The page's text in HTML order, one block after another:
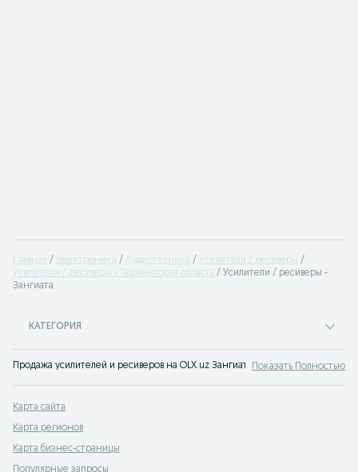
Главная Электроника Аудиотехника
Усилители / ресиверы
Усилители / ресиверы - Ташкентская область
Усилители / ресиверы -
Зангиата
КАТЕГОРИЯ
Продажа усилителей и ресиверов на OLX.uz Зангиата — лучший выбор
Показать Полностью
Карта сайта
Карта регионов
Карта бизнес-страницы
Популярные запросы